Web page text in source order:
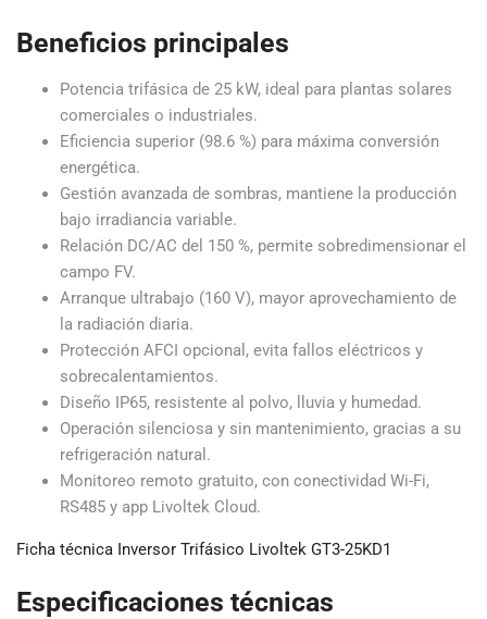
Beneficios principales
Potencia trifásica de 25 kW, ideal para plantas solares
comerciales o industriales.
Eficiencia superior (98.6 %) para máxima conversión
energética.
Gestión avanzada de sombras, mantiene la producción
bajo irradiancia variable.
Relación DC/AC del 150 %, permite sobredimensionar el
campo FV.
Arranque ultrabajo (160 V), mayor aprovechamiento de
la radiación diaria.
Protección AFCI opcional, evita fallos eléctricos y
sobrecalentamientos.
Diseño IP65, resistente al polvo, lluvia y humedad.
Operación silenciosa y sin mantenimiento, gracias a su
refrigeración natural.
Monitoreo remoto gratuito, con conectividad Wi-Fi,
RS485 y app Livoltek Cloud.
Ficha técnica Inversor Trifásico Livoltek GT3-25KD1
Especificaciones técnicas